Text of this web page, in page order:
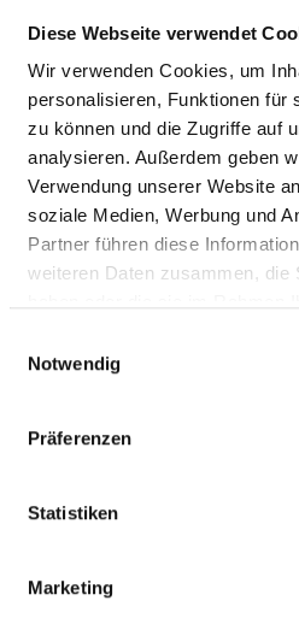
Diese Webseite verwendet
Wir verwenden Cookies, um
personalisieren, Funktionen für
zu können und die Zugriffe auf
analysieren. Außerdem geben
Verwendung unserer Website
soziale Medien, Werbung und
Partner führen diese
weiteren Daten zusammen, die
Notwendig
Präferenzen
Statistiken
Marketing
QUALITY MANAGEMENT
RESPONSIBLE PERSON
K K
Klinikumskonferenz
Phone:
STEERING COMMITTEE